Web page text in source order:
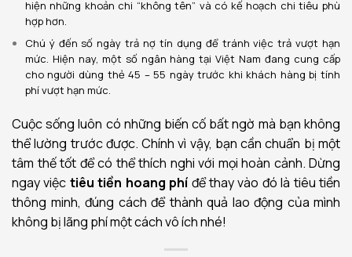
hiện những khoản chi “không tên” và có kế hoạch chi tiêu phù
hợp hơn.
Chú ý đến số ngày trả nợ tín dụng để tránh việc trả vượt hạn
mức. Hiện nay, một số ngân hàng tại Việt Nam đang cung cấp
cho người dùng thẻ 45 – 55 ngày trước khi khách hàng bị tính
phí vượt hạn mức.
Cuộc sống luôn có những biến cố bất ngờ mà bạn không
thể lường trước được. Chính vì vậy, bạn cần chuẩn bị một
tâm thế tốt để có thể thích nghi với mọi hoàn cảnh. Dừng
ngay việc tiêu tiền hoang phí để thay vào đó là tiêu tiền
thông minh, đúng cách để thành quả lao động của mình
không bị lãng phí một cách vô ích nhé!